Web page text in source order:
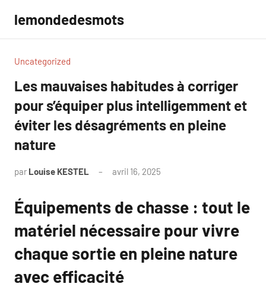
contenu
lemondedesmots
Uncategorized
Les mauvaises habitudes à corriger
pour s’équiper plus intelligemment et
éviter les désagréments en pleine
nature
par Louise KESTEL avril 16, 2025
Équipements de chasse : tout le
matériel nécessaire pour vivre
chaque sortie en pleine nature
avec efficacité